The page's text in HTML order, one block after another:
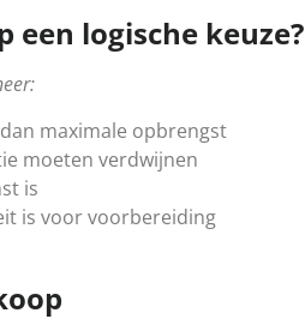
een logische keuze?
maximale opbrengst
moeten verdwijnen
is
is voor voorbereiding